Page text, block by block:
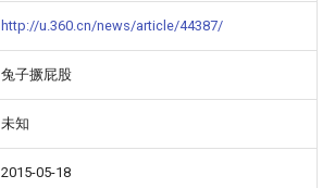
http://u.360.cn/news/article/44387/
兔子撅屁股
未知
2015-05-18